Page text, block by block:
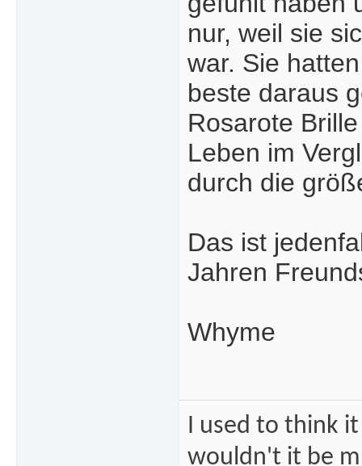
nur, weil sie
war. Sie
beste daraus
Rosarote
Leben im
durch die
Das ist
Jahren
Whyme
I used to think
wouldn't it be